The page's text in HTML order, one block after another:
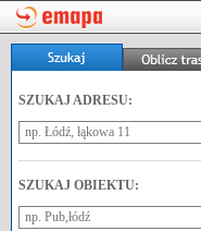
SZUKAJ ADRESU:
SZUKAJ OBIEKTU: